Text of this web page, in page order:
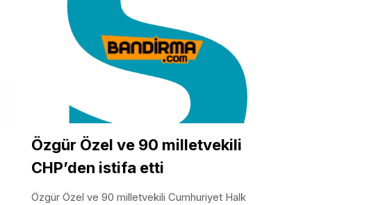
Özgür Özel ve 90 milletvekili
CHP’den istifa etti
Özgür Özel ve 90 milletvekili Cumhuriyet Halk